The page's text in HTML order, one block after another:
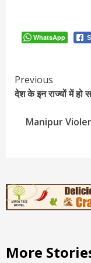
WhatsApp
Continue
Reading
Previous
देश के इन राज्यों में हो
Manipur
More